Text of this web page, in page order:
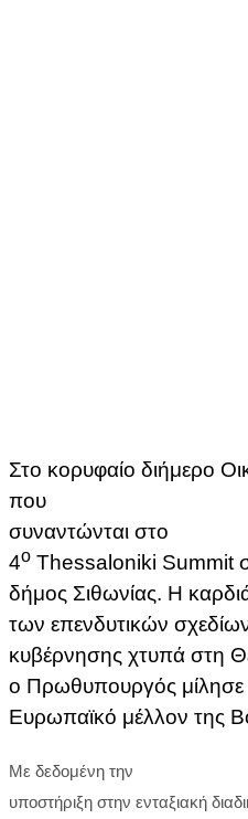
Στο κορυφαίο διήμερο
που
συναντώνται στο
4ο Thessaloniki Summit
δήμος Σιθωνίας. Η
των επενδυτικών
κυβέρνησης χτυπά στη
ο Πρωθυπουργός μίλησε
Ευρωπαϊκό μέλλον της
Με δεδομένη την
υποστήριξη στην ενταξιακή